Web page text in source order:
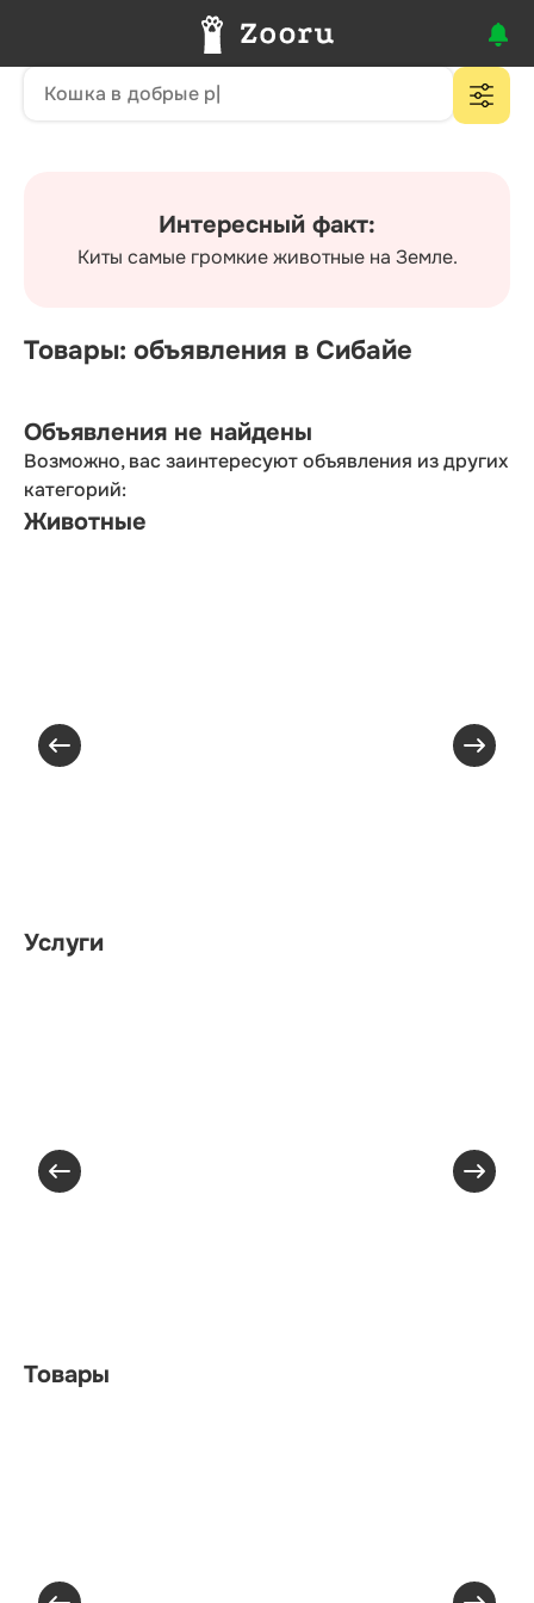
Интересный факт:
Киты самые громкие животные на Земле.
Товары: объявления в Сибайе
Объявления не найдены
Возможно, вас заинтересуют объявления из других
категорий:
Животные
Услуги
Товары